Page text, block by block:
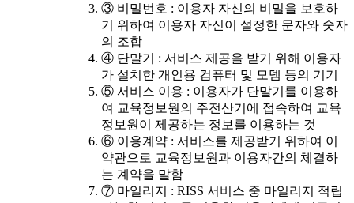
③ 비밀번호 : 이용자 자신의 비밀을 보호하
기 위하여 이용자 자신이 설정한 문자와 숫자
의 조합
④ 단말기 : 서비스 제공을 받기 위해 이용자
가 설치한 개인용 컴퓨터 및 모뎀 등의 기기
⑤ 서비스 이용 : 이용자가 단말기를 이용하
여 교육정보원의 주전산기에 접속하여 교육
정보원이 제공하는 정보를 이용하는 것
⑥ 이용계약 : 서비스를 제공받기 위하여 이
약관으로 교육정보원과 이용자간의 체결하
는 계약을 말함
⑦ 마일리지 : RISS 서비스 중 마일리지 적립